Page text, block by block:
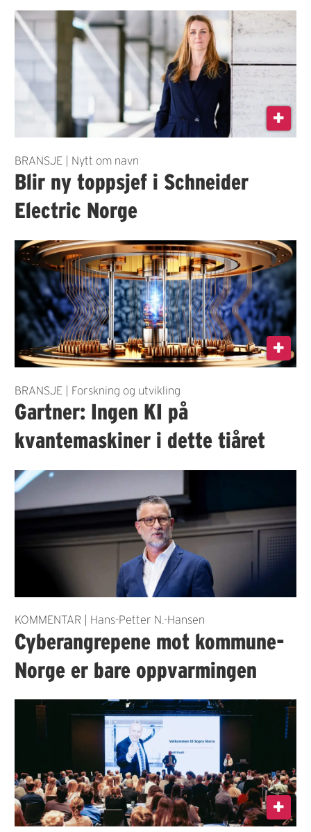
BRANSJE | Nytt om navn
Blir ny toppsjef i Schneider
Electric Norge
BRANSJE | Forskning og utvikling
Gartner: Ingen KI på
kvantemaskiner i dette tiåret
KOMMENTAR | Hans-Petter N.-Hansen
Cyberangrepene mot kommune-
Norge er bare oppvarmingen